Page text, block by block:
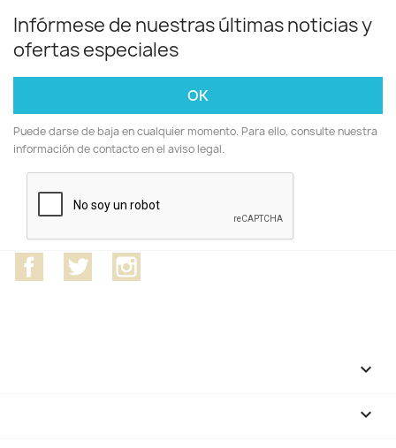
Infórmese de nuestras últimas noticias y
ofertas especiales
Puede darse de baja en cualquier momento. Para ello, consulte nuestra
información de contacto en el aviso legal.
FacebookTwitter

